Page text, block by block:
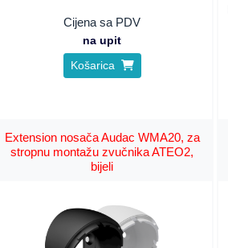
Cijena sa PDV
na upit
Košarica
Extension nosača Audac WMA20, za
stropnu montažu zvučnika ATEO2,
bijeli